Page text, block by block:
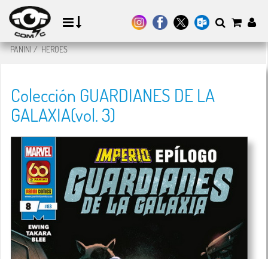
PANINI/HEROES
Colección GUARDIANES DE LA
GALAXIA(vol. 3)